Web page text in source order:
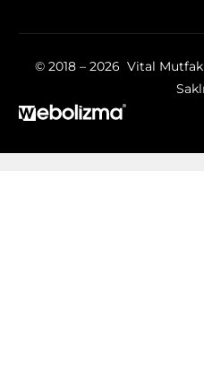
© 2018 – 2026 Vital